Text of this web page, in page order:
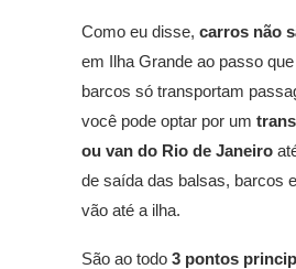
Como eu disse, carros não
em Ilha Grande ao passo
barcos só transportam
você pode optar por um
ou van do Rio de Janeiro
de saída das balsas, barcos e
vão até a ilha.
São ao todo 3 pontos